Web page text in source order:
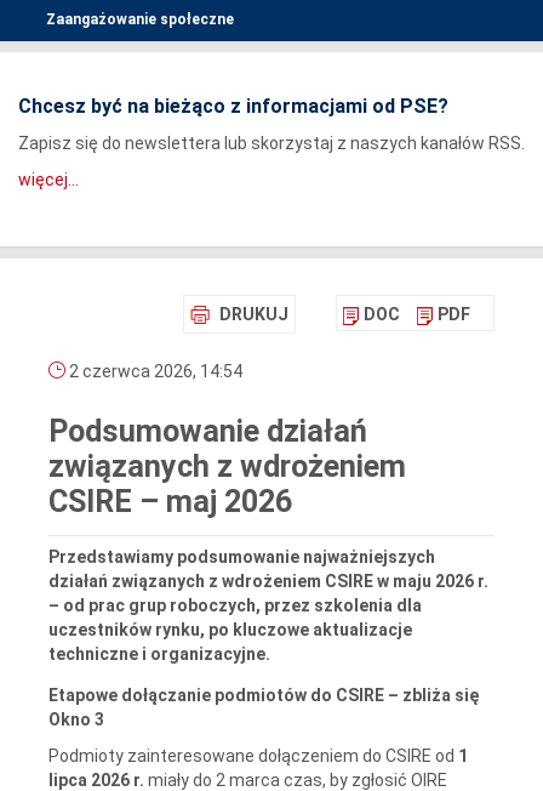
Zaangażowanie społeczne
Chcesz być na bieżąco z informacjami od PSE?
Zapisz się do newslettera lub skorzystaj z naszych kanałów RSS.
więcej...
DRUKUJ DOC PDF
2 czerwca 2026, 14:54
Podsumowanie działań
związanych z wdrożeniem
CSIRE – maj 2026
Przedstawiamy podsumowanie najważniejszych
działań związanych z wdrożeniem CSIRE w maju 2026 r.
– od prac grup roboczych, przez szkolenia dla
uczestników rynku, po kluczowe aktualizacje
techniczne i organizacyjne.
Etapowe dołączanie podmiotów do CSIRE – zbliża się
Okno 3
Podmioty zainteresowane dołączeniem do CSIRE od 1
lipca 2026 r. miały do 2 marca czas, by zgłosić OIRE